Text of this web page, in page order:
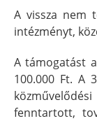
A vissza nem
intézményt,
A támogatást
100.000 Ft. A
fenntartott,